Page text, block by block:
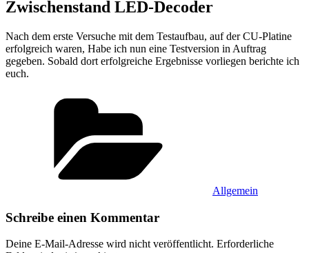
Zwischenstand LED-Decoder
Nach dem erste Versuche mit dem Testaufbau, auf der CU-Platine
erfolgreich waren, Habe ich nun eine Testversion in Auftrag
gegeben. Sobald dort erfolgreiche Ergebnisse vorliegen berichte ich
euch.
Allgemein
Schreibe einen Kommentar
Deine E-Mail-Adresse wird nicht veröffentlicht. Erforderliche